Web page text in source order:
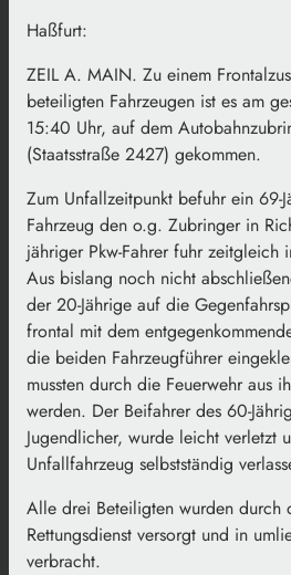
Haßfurt:
ZEIL A. MAIN. Zu einem
beteiligten Fahrzeugen ist es am
15:40 Uhr, auf dem
(Staatsstraße 2427) gekommen.
Zum Unfallzeitpunkt befuhr ein 69-
Fahrzeug den o.g. Zubringer in
jähriger Pkw-Fahrer fuhr
Aus bislang noch nicht
der 20-Jährige auf die
frontal mit dem
die beiden Fahrzeugführer
mussten durch die Feuerwehr aus
werden. Der Beifahrer des 60-
Jugendlicher, wurde leicht verletzt
Unfallfahrzeug selbstständig
Alle drei Beteiligten wurden
Rettungsdienst versorgt und in
verbracht.